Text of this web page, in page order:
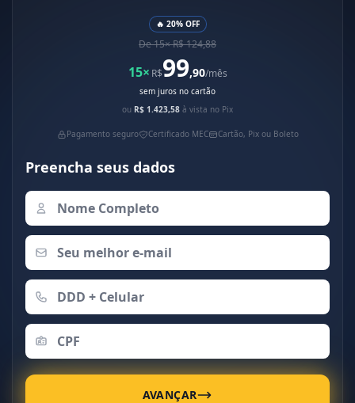
🔥 20% OFF
De 15× R$ 124,88
15× R$99,90/mês
sem juros no cartão
ou R$ 1.423,58 à vista no Pix
Pagamento seguro Certificado MEC Cartão, Pix ou Boleto
Preencha seus dados
AVANÇAR